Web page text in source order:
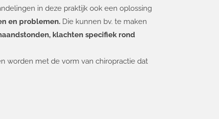
in deze praktijk ook een oplossing
en problemen. Die kunnen bv. te maken
klachten specifiek rond
worden met de vorm van chiropractie dat